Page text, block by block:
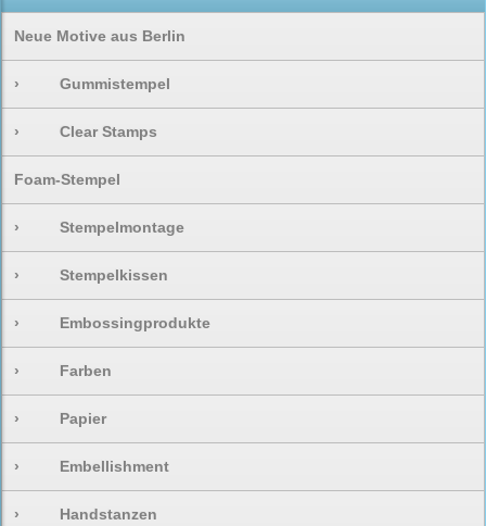
Neue Motive aus Berlin
› Gummistempel
› Clear Stamps
Foam-Stempel
› Stempelmontage
› Stempelkissen
› Embossingprodukte
› Farben
› Papier
› Embellishment
› Handstanzen